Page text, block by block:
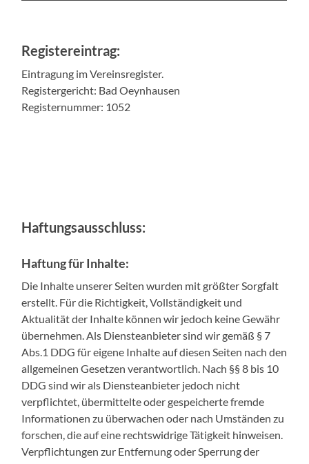
Registereintrag:
Eintragung im Vereinsregister.
Registergericht: Bad Oeynhausen
Registernummer: 1052
Haftungsausschluss:
Haftung für Inhalte:
Die Inhalte unserer Seiten wurden mit größter Sorgfalt
erstellt. Für die Richtigkeit, Vollständigkeit und
Aktualität der Inhalte können wir jedoch keine Gewähr
übernehmen. Als Diensteanbieter sind wir gemäß § 7
Abs.1 DDG für eigene Inhalte auf diesen Seiten nach den
allgemeinen Gesetzen verantwortlich. Nach §§ 8 bis 10
DDG sind wir als Diensteanbieter jedoch nicht
verpflichtet, übermittelte oder gespeicherte fremde
Informationen zu überwachen oder nach Umständen zu
forschen, die auf eine rechtswidrige Tätigkeit hinweisen.
Verpflichtungen zur Entfernung oder Sperrung der